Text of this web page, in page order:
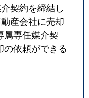
契約を締結し
産会社に売却
属専任媒介契
の依頼ができる